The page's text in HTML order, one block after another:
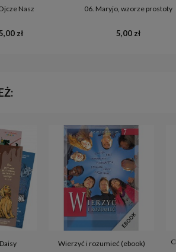
Nasz
zł
06. Maryjo, wzorze prostoty
5,00 zł
Wierzyć i rozumieć (ebook)